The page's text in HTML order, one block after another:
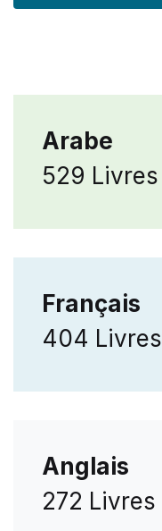
Arabe
529 Livres
Français
404 Livres
Anglais
272 Livres